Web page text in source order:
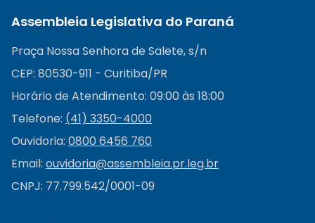
Assembleia Legislativa do Paraná
Praça Nossa Senhora de Salete, s/n
CEP: 80530-911 - Curitiba/PR
Horário de Atendimento: 09:00 às 18:00
Telefone: (41) 3350-4000
Ouvidoria: 0800 6456 760
Email: ouvidoria@assembleia.pr.leg.br
CNPJ: 77.799.542/0001-09